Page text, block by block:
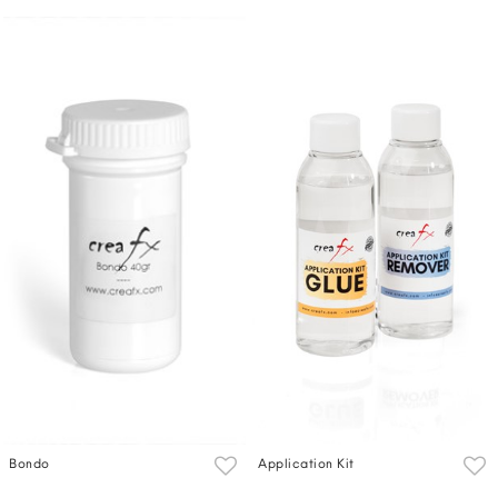
Bondo Application Kit